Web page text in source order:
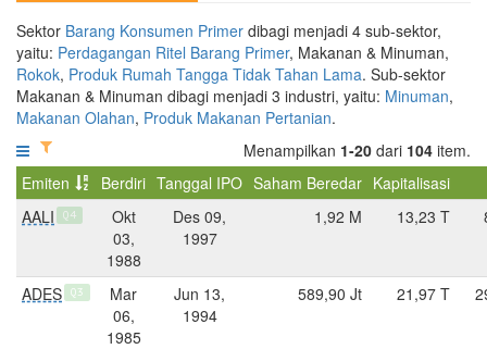
Sektor Barang Konsumen Primer dibagi menjadi 4 sub-sektor,
yaitu: Perdagangan Ritel Barang Primer, Makanan & Minuman,
Rokok, Produk Rumah Tangga Tidak Tahan Lama. Sub-sektor
Makanan & Minuman dibagi menjadi 3 industri, yaitu: Minuman,
Makanan Olahan, Produk Makanan Pertanian.
Menampilkan 1-20 dari 104 item.
Emiten
Berdiri Tanggal IPO Saham Beredar Kapitalisasi
AALI
Q4
Okt
03,
1988
Des 09,
1997
1,92 M 13,23 T
ADES Q3
Mar
06,
1985
Jun 13,
1994
589,90 Jt 21,97 T